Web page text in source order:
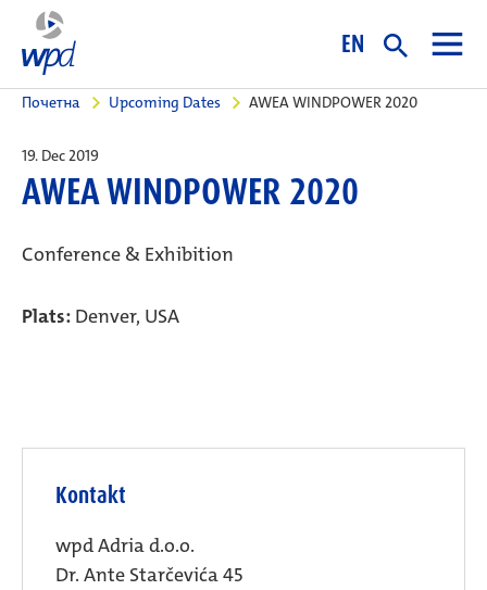
EN
Почетна Upcoming Dates AWEA WINDPOWER 2020
19. Dec 2019
AWEA WINDPOWER 2020
Conference & Exhibition
Plats: Denver, USA
Kontakt
wpd Adria d.o.o.
Dr. Ante Starčevića 45